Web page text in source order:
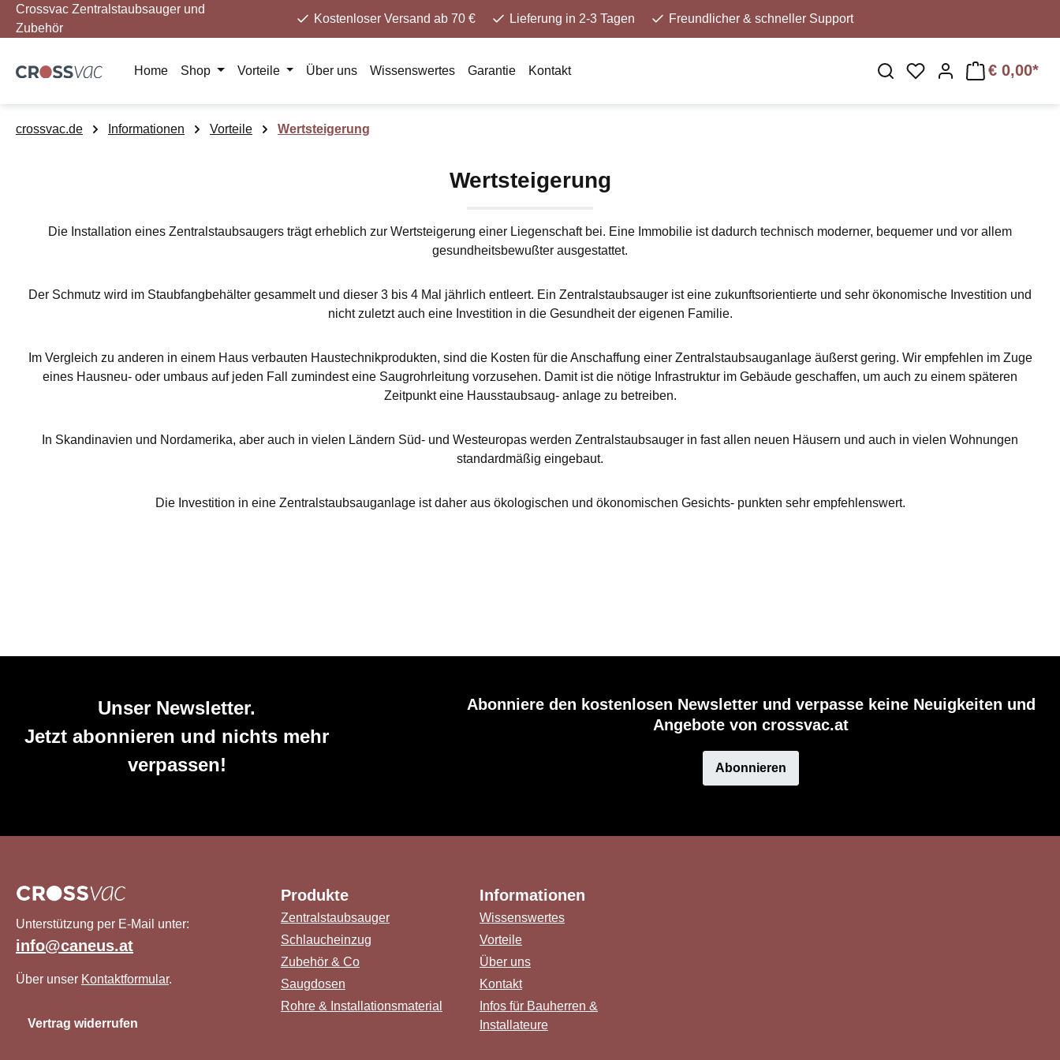
Hauptinhalt springen
Zur Suche springen
Zur Hauptnavigation springen
Crossvac Zentralstaubsauger und
Zubehör
Kostenloser Versand ab 70 € Lieferung in 2-3 Tagen Freundlicher & schneller Support
Home Shop Vorteile Über uns Wissenswertes Garantie Kontakt Du hast 0 Produkte
€ 0,00*
crossvac.de Informationen Vorteile Wertsteigerung
Wertsteigerung
Die Installation eines Zentralstaubsaugers trägt erheblich zur Wertsteigerung einer Liegenschaft bei. Eine Immobilie ist dadurch technisch moderner, bequemer und vor allem
gesundheitsbewußter ausgestattet.
Der Schmutz wird im Staubfangbehälter gesammelt und dieser 3 bis 4 Mal jährlich entleert. Ein Zentralstaubsauger ist eine zukunftsorientierte und sehr ökonomische Investition und
nicht zuletzt auch eine Investition in die Gesundheit der eigenen Familie.
Im Vergleich zu anderen in einem Haus verbauten Haustechnikprodukten, sind die Kosten für die Anschaffung einer Zentralstaubsauganlage äußerst gering. Wir empfehlen im Zuge
eines Hausneu- oder umbaus auf jeden Fall zumindest eine Saugrohrleitung vorzusehen. Damit ist die nötige Infrastruktur im Gebäude geschaffen, um auch zu einem späteren
Zeitpunkt eine Hausstaubsaug- anlage zu betreiben.
In Skandinavien und Nordamerika, aber auch in vielen Ländern Süd- und Westeuropas werden Zentralstaubsauger in fast allen neuen Häusern und auch in vielen Wohnungen
standardmäßig eingebaut.
Die Investition in eine Zentralstaubsauganlage ist daher aus ökologischen und ökonomischen Gesichts- punkten sehr empfehlenswert.
Unser Newsletter.
Jetzt abonnieren und nichts mehr
verpassen!
Abonniere den kostenlosen Newsletter und verpasse keine Neuigkeiten und
Angebote von crossvac.at
Abonnieren
Unterstützung per E-Mail unter:
info@caneus.at
Über unser Kontaktformular.
Vertrag widerrufen
Produkte
Zentralstaubsauger
Schlaucheinzug
Zubehör & Co
Saugdosen
Rohre & Installationsmaterial
Informationen
Wissenswertes
Vorteile
Über uns
Kontakt
Infos für Bauherren &
Installateure